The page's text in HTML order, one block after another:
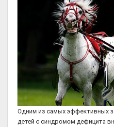
Одним из самых эффективных
детей с синдромом дефицита